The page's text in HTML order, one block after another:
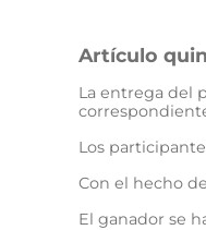
Artículo
La entrega del
Los
Con el hecho
El ganador se